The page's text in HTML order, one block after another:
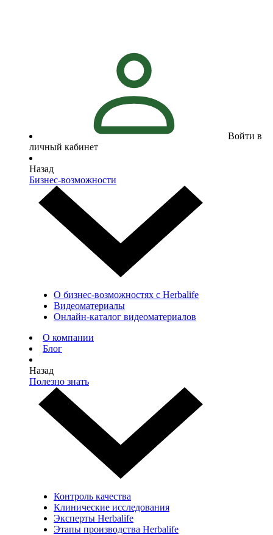
Войти в
личный кабинет
Назад
Бизнес-возможности
О бизнес-возможностях с Herbalife
Видеоматериалы
Онлайн-каталог видеоматериалов
О компании
Блог
Назад
Полезно знать
Контроль качества
Клинические исследования
Эксперты Herbalife
Этапы производства Herbalife